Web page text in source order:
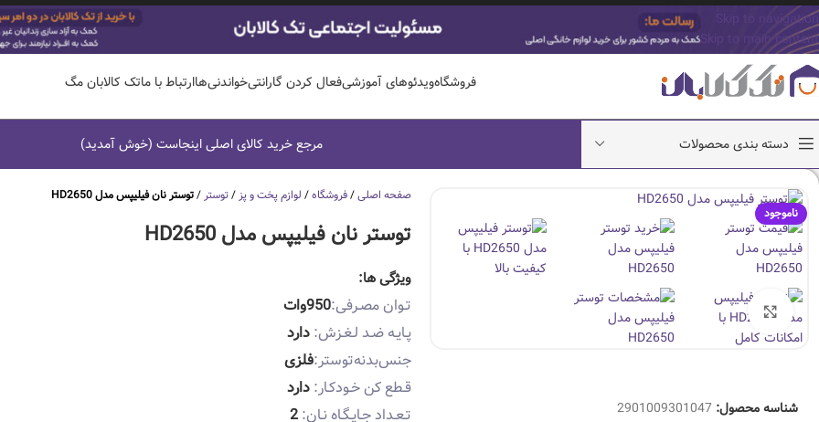
Skip to navigation
Skip to main content
فروشگاهویدئوهای آموزشیفعال کردن گارانتیخواندنی‌هاارتباط با ماتک کالابان مگ
دسته بندی محصولات مرجع خرید کالای اصلی اینجاست (خوش آمدید)
ناموجود
بزرگنمایی تصویر
شناسه محصول: 2901009301047
صفحه اصلی/فروشگاه/ لوازم پخت و پز/توستر/توستر نان فیلیپس مدل HD2650
توستر نان فیلیپس مدل HD2650
ویژگی ها:
تـوان مصـرفی:950وات
پـایـه ضـد لـغـزش: دارد
جنس‌بدنه‌توستر:فلزی
قـطع کن خـودکـار: دارد
تـعـداد جـایـگـاه نـان: